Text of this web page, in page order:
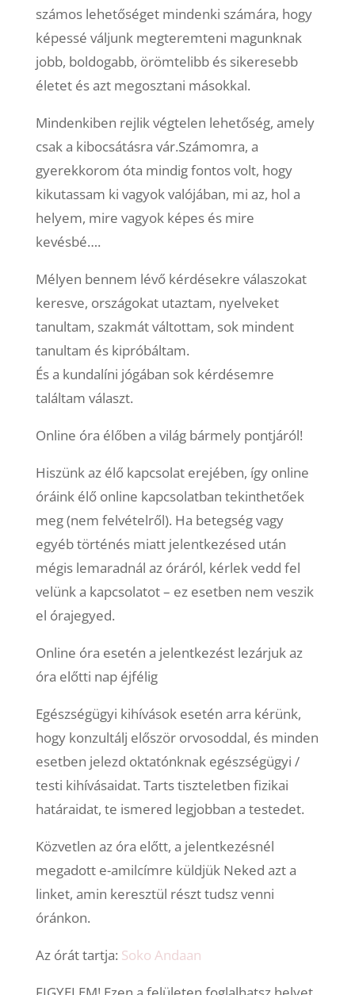
számos lehetőséget mindenki számára, hogy
képessé váljunk megteremteni magunknak
jobb, boldogabb, örömtelibb és sikeresebb
életet és azt megosztani másokkal.
Mindenkiben rejlik végtelen lehetőség, amely
csak a kibocsátásra vár.Számomra, a
gyerekkorom óta mindig fontos volt, hogy
kikutassam ki vagyok valójában, mi az, hol a
helyem, mire vagyok képes és mire
kevésbé….
Mélyen bennem lévő kérdésekre válaszokat
keresve, országokat utaztam, nyelveket
tanultam, szakmát váltottam, sok mindent
tanultam és kipróbáltam.
És a kundalíni jógában sok kérdésemre
találtam választ.
Online óra élőben a világ bármely pontjáról!
Hiszünk az élő kapcsolat erejében, így online
óráink élő online kapcsolatban tekinthetőek
meg (nem felvételről). Ha betegség vagy
egyéb történés miatt jelentkezésed után
mégis lemaradnál az óráról, kérlek vedd fel
velünk a kapcsolatot – ez esetben nem veszik
el órajegyed.
Online óra esetén a jelentkezést lezárjuk az
óra előtti nap éjfélig
Egészségügyi kihívások esetén arra kérünk,
hogy konzultálj először orvosoddal, és minden
esetben jelezd oktatónknak egészségügyi /
testi kihívásaidat. Tarts tiszteletben fizikai
határaidat, te ismered legjobban a testedet.
Közvetlen az óra előtt, a jelentkezésnél
megadott e-amilcímre küldjük Neked azt a
linket, amin keresztül részt tudsz venni
óránkon.
Az órát tartja: Soko Andaan